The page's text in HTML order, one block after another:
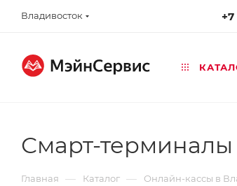
Владивосток
Смарт-терминалы
Главная — Каталог — Онлайн-кассы в